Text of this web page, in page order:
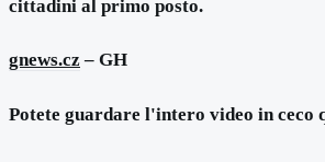
cittadini al primo posto.
gnews.cz– GH
Potete guardare l'intero video in ceco